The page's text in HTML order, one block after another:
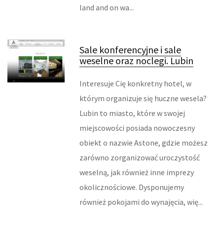
TRANSPORT
CZĘŚCI SAMOCHODOWE
WYNAJEM
USŁUGI MOTORYZACYJNE
SALONY, KOMISY
REKLAMA W INTERNECIE
land and on wa...
Sale konferencyjne i sale
weselne oraz noclegi. Lubin
Interesuje Cię konkretny hotel, w
którym organizuje się huczne wesela?
Lubin to miasto, które w swojej
miejscowości posiada nowoczesny
obiekt o nazwie Astone, gdzie możesz
zarówno zorganizować uroczystość
weselną, jak również inne imprezy
okolicznościowe. Dysponujemy
również pokojami do wynajęcia, wię...